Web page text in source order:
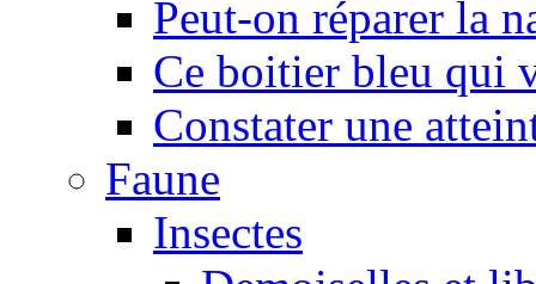
Peut-on réparer la
Ce boitier bleu qui
Constater une
Faune
Insectes